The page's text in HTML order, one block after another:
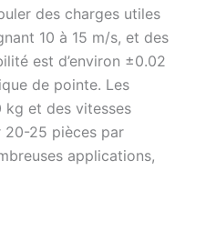
des charges utiles
10 à 15 m/s, et des
est d’environ ±0.02
de pointe. Les
kg et des vitesses
20-25 pièces par
applications,